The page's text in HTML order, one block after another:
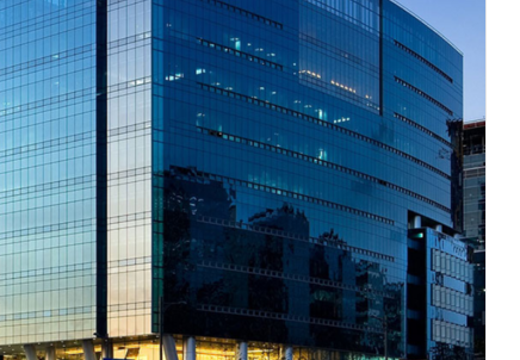
SKT, 2분기 영업익 67%↑…AIDC
매출 2배 늘어